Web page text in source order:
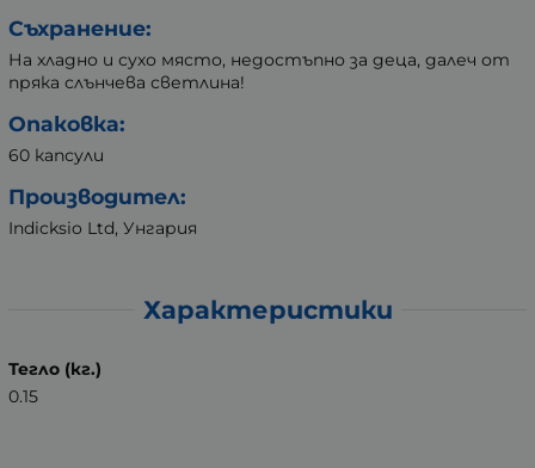
Съхранение:
На хладно и сухо място, недостъпно за деца, далеч от
пряка слънчева светлина!
Опаковка:
60 капсули
Производител:
Indicksio Ltd, Унгария
Характеристики
Тегло (кг.)
0.15